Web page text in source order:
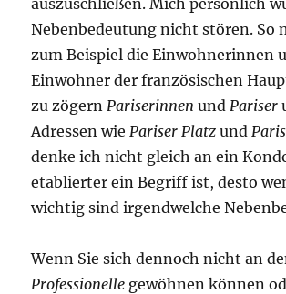
auszuschließen. Mich persönlich
Nebenbedeutung nicht stören. So
zum Beispiel die Einwohnerinnen
Einwohner der französischen
zu zögernPariserinnenund Pariser
Adressen wiePariser Platz und
denke ich nicht gleich an ein
etablierter ein Begriff ist, desto
wichtig sind irgendwelche
Wenn Sie sich dennoch nicht an
Professionelle gewöhnen können